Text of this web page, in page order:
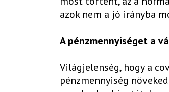
azok nem a jó irányba
A pénzmennyiséget a
Világjelenség, hogy a
pénzmennyiség